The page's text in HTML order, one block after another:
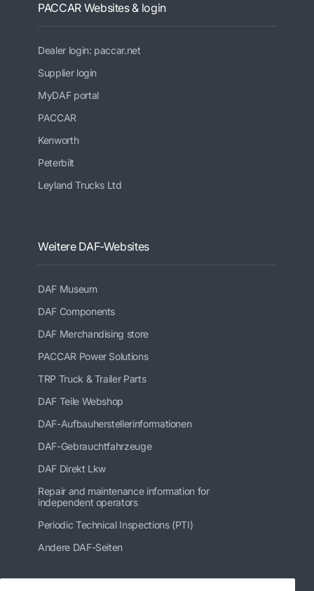
PACCAR Websites & login
Dealer login: paccar.net
Supplier login
MyDAF portal
PACCAR
Kenworth
Peterbilt
Leyland Trucks Ltd
Weitere DAF-Websites
DAF Museum
DAF Components
DAF Merchandising store
PACCAR Power Solutions
TRP Truck & Trailer Parts
DAF Teile Webshop
DAF-Aufbauherstellerinformationen
DAF-Gebrauchtfahrzeuge
DAF Direkt Lkw
Repair and maintenance information for
independent operators
Periodic Technical Inspections (PTI)
Andere DAF-Seiten